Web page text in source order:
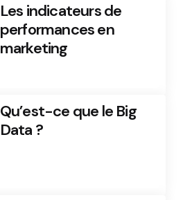
Les indicateurs de
performances en
marketing
Qu’est-ce que le Big
Data ?